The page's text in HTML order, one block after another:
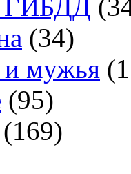
ГИБДД
(34)
мужья
(95)
(169)